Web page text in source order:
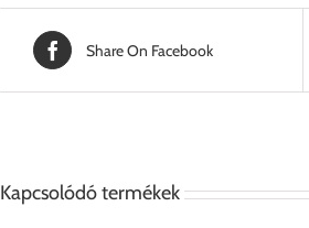
Share On Facebook
Kapcsolódó termékek